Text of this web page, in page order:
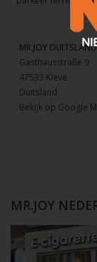
MR.JOY
Gasthausstraße 9
47533 Kleve
Duitsland
Bekijk op Google
MR.JOY